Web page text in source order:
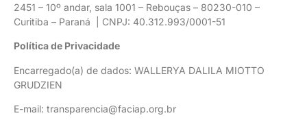
2451 – 10º andar, sala 1001 – Rebouças – 80230-010 –
Curitiba – Paraná | CNPJ: 40.312.993/0001-51
Política de Privacidade
Encarregado(a) de dados: WALLERYA DALILA MIOTTO
GRUDZIEN
E-mail: transparencia@faciap.org.br